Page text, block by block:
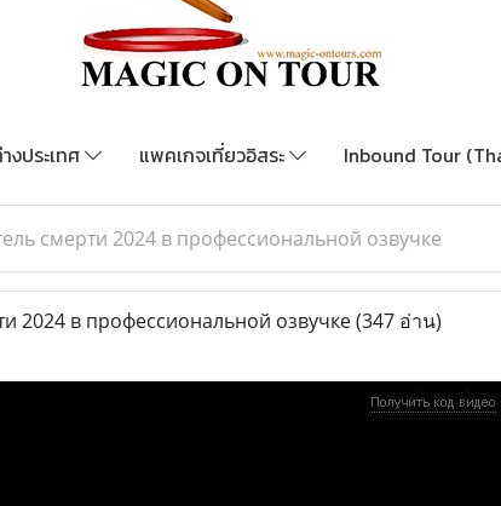
งประเทศ แพคเกจเที่ยวอิสระ Inbound Tour
смерти 2024 в профессиональной озвучке
2024 в профессиональной озвучке(347 อ่าน)